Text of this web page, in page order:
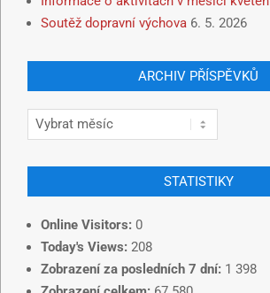
Soutěž dopravní výchova 6. 5. 2026
ARCHIV PŘÍSPĚVKŮ
STATISTIKY
Online Visitors: 0
Today's Views: 208
Zobrazení za posledních 7 dní: 1 398